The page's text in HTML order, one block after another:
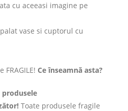
cu aceeasi imagine pe
vase si cuptorul cu
Ce înseamnă asta?
Toate produsele fragile